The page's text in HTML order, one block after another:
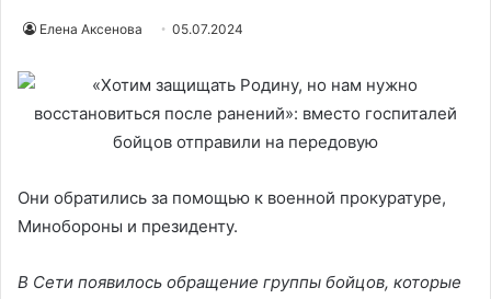
Елена Аксенова 05.07.2024
Они обратились за помощью к военной прокуратуре,
Минобороны и президенту.
В Сети появилось обращение группы бойцов, которые